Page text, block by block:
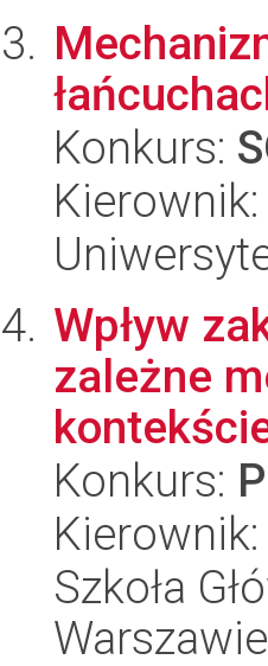
Konkurs:
Wpływ
zależne
Konkurs:
Szkoła